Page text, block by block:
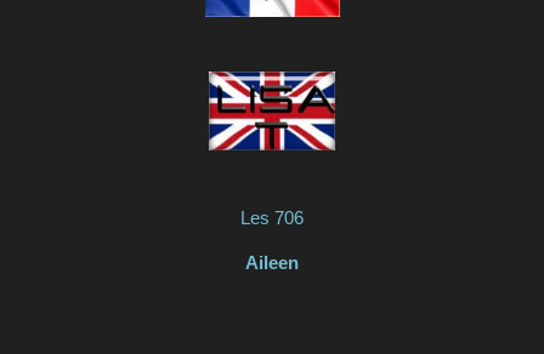
Les 706
Aileen